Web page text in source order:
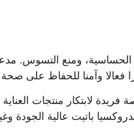
الحساسية، ومنع التسوس.
فعالا وآمنا للحفاظ على
لابتكار منتجات العناية
باتيت عالية الجودة